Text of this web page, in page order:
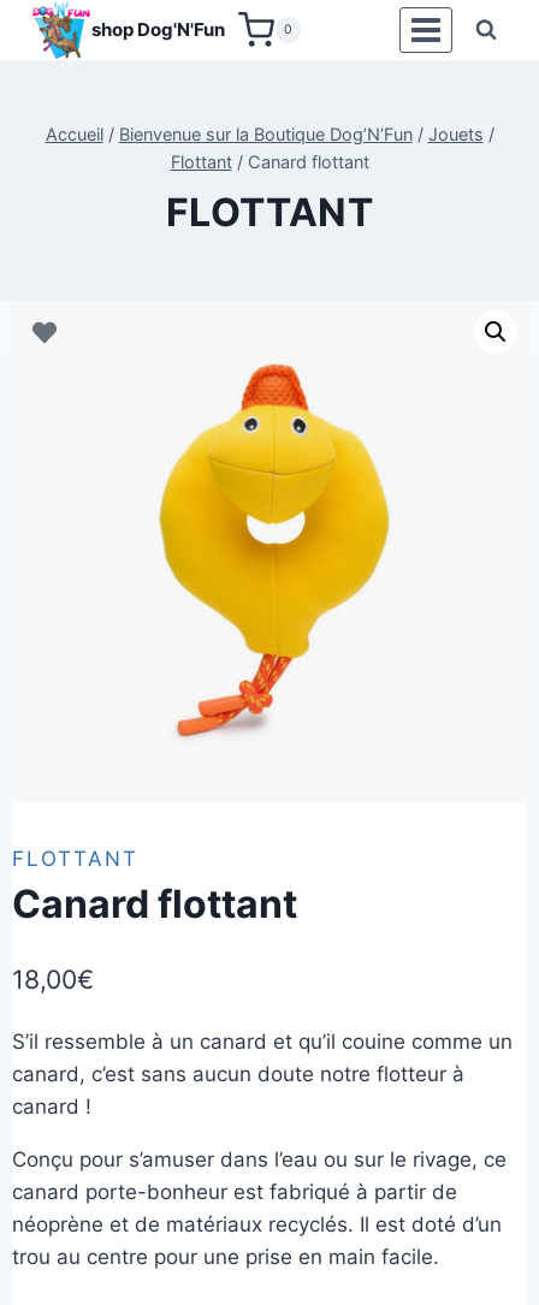
Aller
shop Dog'N'Fun 0
Accueil / Bienvenue sur la Boutique Dog’N’Fun / Jouets /
Flottant / Canard flottant
FLOTTANT
FLOTTANT
Canard flottant
18,00€
S’il ressemble à un canard et qu’il couine comme un
canard, c’est sans aucun doute notre flotteur à
canard !
Conçu pour s’amuser dans l’eau ou sur le rivage, ce
canard porte-bonheur est fabriqué à partir de
néoprène et de matériaux recyclés. Il est doté d’un
trou au centre pour une prise en main facile.